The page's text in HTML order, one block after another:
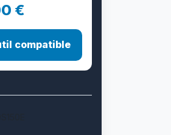
€
compatible